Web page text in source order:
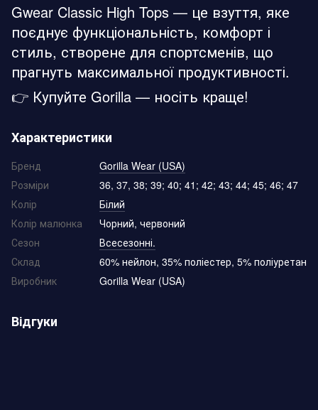
Gwear Classic High Tops — це взуття, яке
поєднує функціональність, комфорт і
стиль, створене для спортсменів, що
прагнуть максимальної продуктивності.
👉 Купуйте Gorilla — носіть краще!
Характеристики
Бренд
Gorilla Wear (USA)
Розміри
36, 37, 38; 39; 40; 41; 42; 43; 44; 45; 46; 47
Колір
Білий
Колір малюнка
Чорний, червоний
Сезон
Всесезонні.
Склад
60% нейлон, 35% поліестер, 5% поліуретан
Виробник
Gorilla Wear (USA)
Відгуки